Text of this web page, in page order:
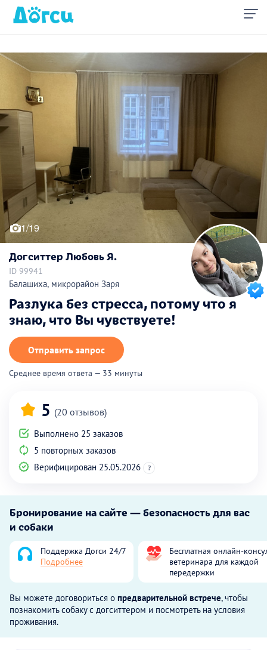
1/19
Догситтер Любовь Я.
ID 99941
Балашиха, микрорайон Заря
Разлука без стресса, потому что я
знаю, что Вы чувствуете!
Отправить запрос
Среднее время ответа — 33 минуты
5 (20 отзывов)
Выполнено 25 заказов
5 повторных заказов
Верифицирован 25.05.2026
?
Бронирование на сайте — безопасность для вас
и собаки
Поддержка Догси 24/7
Подробнее
Бесплатная онлайн-
ветеринара для каждой
передержки
Вы можете договориться о предварительной встрече, чтобы
познакомить собаку с догситтером и посмотреть на условия
проживания.